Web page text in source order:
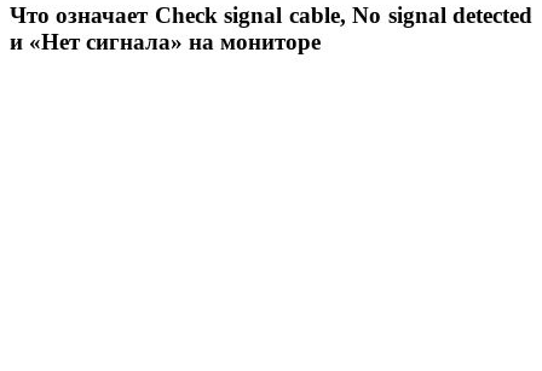
Что означает Check signal cable, No signal detected
и «Нет сигнала» на мониторе